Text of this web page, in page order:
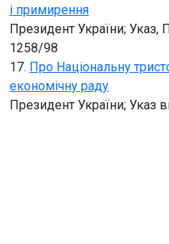
і примирення
Президент України;
1258/98
17. Про Національну
економічну раду
Президент України; Указ